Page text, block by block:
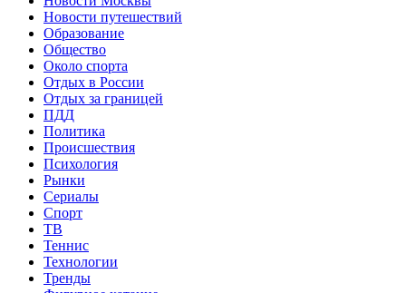
Новости путешествий
Образование
Общество
Около спорта
Отдых в России
Отдых за границей
ПДД
Политика
Происшествия
Психология
Рынки
Сериалы
Спорт
ТВ
Теннис
Технологии
Тренды